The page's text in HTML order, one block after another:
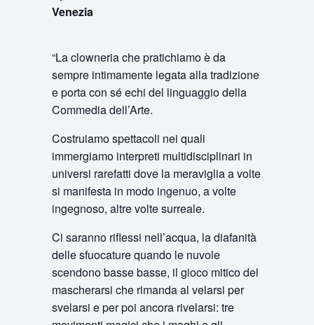
Venezia
“La clowneria che pratichiamo è da
sempre intimamente legata alla tradizione
e porta con sé echi del linguaggio della
Commedia dell’Arte.
Costruiamo spettacoli nei quali
immergiamo interpreti multidisciplinari in
universi rarefatti dove la meraviglia a volte
si manifesta in modo ingenuo, a volte
ingegnoso, altre volte surreale.
Ci saranno riflessi nell’acqua, la diafanità
delle sfuocature quando le nuvole
scendono basse basse, il gioco mitico del
mascherarsi che rimanda al velarsi per
svelarsi e per poi ancora rivelarsi: tre